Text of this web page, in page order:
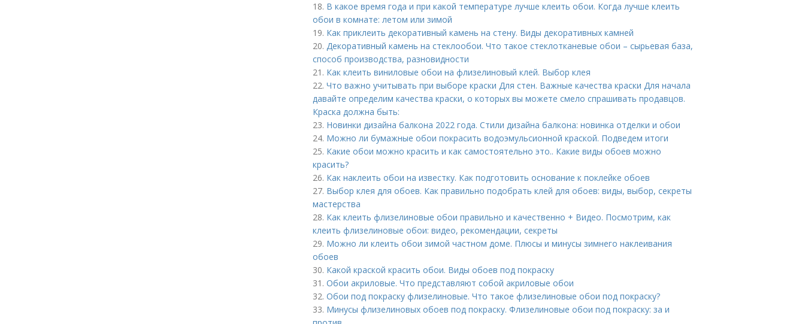
18. В какое время года и при какой температуре лучше клеить обои. Когда лучше клеить
обои в комнате: летом или зимой
19. Как приклеить декоративный камень на стену. Виды декоративных камней
20. Декоративный камень на стеклообои. Что такое стеклотканевые обои – сырьевая база,
способ производства, разновидности
21. Как клеить виниловые обои на флизелиновый клей. Выбор клея
22. Что важно учитывать при выборе краски Для стен. Важные качества краски Для начала
давайте определим качества краски, о которых вы можете смело спрашивать продавцов.
Краска должна быть:
23. Новинки дизайна балкона 2022 года. Стили дизайна балкона: новинка отделки и обои
24. Можно ли бумажные обои покрасить водоэмульсионной краской. Подведем итоги
25. Какие обои можно красить и как самостоятельно это.. Какие виды обоев можно
красить?
26. Как наклеить обои на известку. Как подготовить основание к поклейке обоев
27. Выбор клея для обоев. Как правильно подобрать клей для обоев: виды, выбор, секреты
мастерства
28. Как клеить флизелиновые обои правильно и качественно + Видео. Посмотрим, как
клеить флизелиновые обои: видео, рекомендации, секреты
29. Можно ли клеить обои зимой частном доме. Плюсы и минусы зимнего наклеивания
обоев
30. Какой краской красить обои. Виды обоев под покраску
31. Обои акриловые. Что представляют собой акриловые обои
32. Обои под покраску флизелиновые. Что такое флизелиновые обои под покраску?
33. Минусы флизелиновых обоев под покраску. Флизелиновые обои под покраску: за и